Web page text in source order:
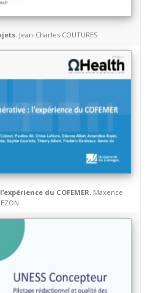
Jean-Charles COUTURES
du COFEMER. Maxence